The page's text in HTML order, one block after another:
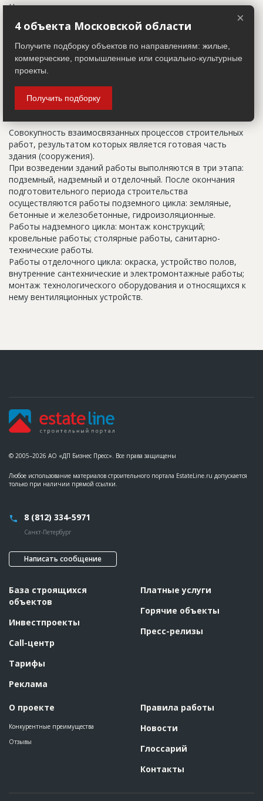
Настоящим строительным адресом можно считать адрес,
указанный в правоустанавливающих документах. Иногда
строительные организации делают свои добавления
(например, вторая очередь). В официальных документах
должен присутствовать официальный строительный адрес,
а все остальное - это уточнения типа "шестикомнатная
квартира с большой кладовой", которые годятся только
для переговоров.
Цикл строительства
Совокупность взаимосвязанных процессов строительных
работ, результатом которых является готовая часть
здания (сооружения).
При возведении зданий работы выполняются в три этапа:
подземный, надземный и отделочный. После окончания
подготовительного периода строительства
осуществляются работы подземного цикла: земляные,
бетонные и железобетонные, гидроизоляционные.
Работы надземного цикла: монтаж конструкций;
кровельные работы; столярные работы, санитарно-
технические работы.
Работы отделочного цикла: окраска, устройство полов,
внутренние сантехнические и электромонтажные работы;
монтаж технологического оборудования и относящихся к
нему вентиляционных устройств.
© 2005–2026 АО «ДП Бизнес Пресс». Все права защищены
Любое использование материалов строительного портала EstateLine.ru допускается
только при наличии прямой ссылки.
8 (812) 334-5971
Санкт-Петербург
Написать сообщение
База строящихся
объектов
Инвестпроекты
Call-центр
Тарифы
Реклама
О проекте
Конкурентные преимущества
Отзывы
Платные услуги
Горячие объекты
Пресс-релизы
Правила работы
Новости
Глоссарий
Контакты
×
4 объекта Московской области
Получите подборку объектов по направлениям: жилые,
коммерческие, промышленные или социально-культурные
проекты.
Получить подборку